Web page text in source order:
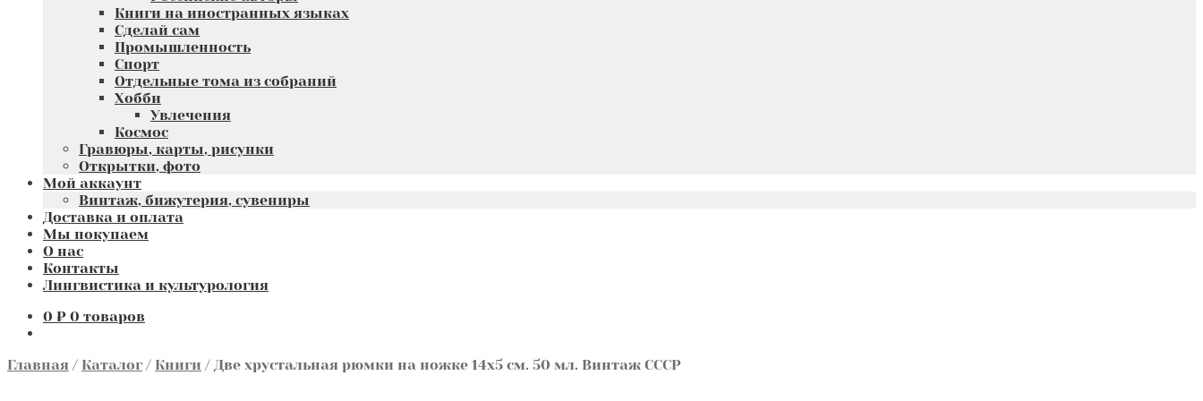
Книги на иностранных языках
Сделай сам
Промышленность
Спорт
Отдельные тома из собраний
Хобби
Увлечения
Космос
Гравюры, карты, рисунки
Открытки, фото
Мой аккаунт
Винтаж, бижутерия, сувениры
Доставка и оплата
Мы покупаем
О нас
Контакты
Лингвистика и культурология
0 ₽ 0 товаров
Главная / Каталог / Книги / Две хрустальная рюмки на ножке 14х5 см. 50 мл. Винтаж СССР